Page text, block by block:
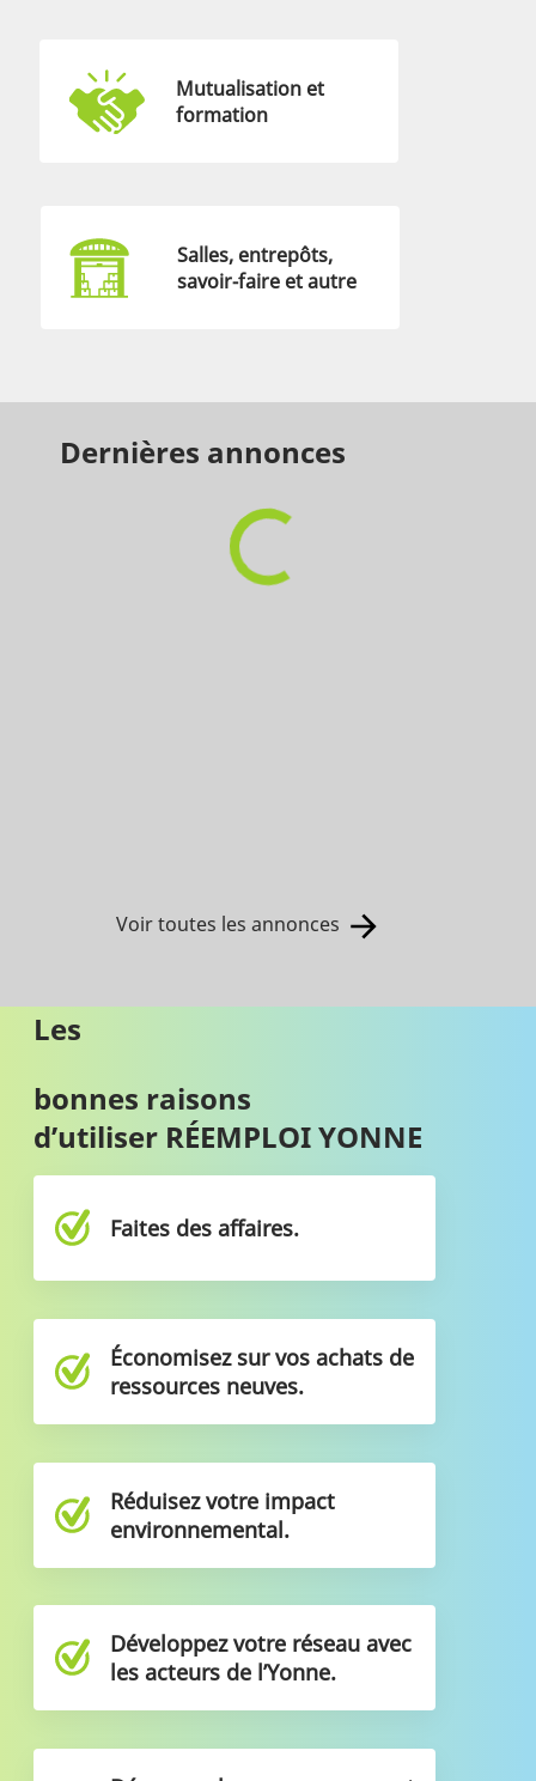
Mutualisation et
formation
Salles, entrepôts,
savoir-faire et autre
Dernières annonces
Voir toutes les annonces
Les
bonnes raisons
d’utiliser RÉEMPLOI YONNE
Faites des affaires.
Économisez sur vos achats de
ressources neuves.
Réduisez votre impact
environnemental.
Développez votre réseau avec
les acteurs de l’Yonne.